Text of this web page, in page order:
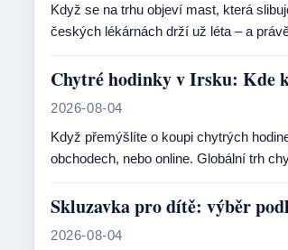
Když se na trhu objeví mast, která
českých lékárnách drží už léta – a
Chytré hodinky v Irsku: Kde
2026-08-04
Když přemýšlíte o koupi chytrých
obchodech, nebo online. Globální trh
Skluzavka pro dítě: výběr
2026-08-04